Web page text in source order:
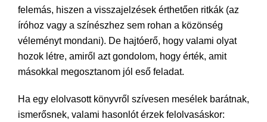
felemás, hiszen a visszajelzések érthetően ritkák (az
íróhoz vagy a színészhez sem rohan a közönség
véleményt mondani). De hajtóerő, hogy valami olyat
hozok létre, amiről azt gondolom, hogy érték, amit
másokkal megosztanom jól eső feladat.
Ha egy elolvasott könyvről szívesen mesélek barátnak,
ismerősnek, valami hasonlót érzek felolvasáskor: